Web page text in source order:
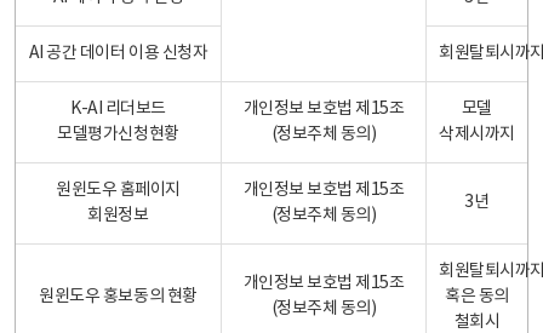
AI 공간 데이터 이용 신청자 회원탈퇴시까
K-AI 리더보드
모델평가신청현황
개인정보 보호법 제15조
(정보주체 동의)
모델
삭제시까지
원윈도우 홈페이지
회원정보
개인정보 보호법 제15조
(정보주체 동의)
3년
원윈도우 홍보동의 현황
개인정보 보호법 제15조
(정보주체 동의)
회원탈퇴시까
혹은 동의
철회시